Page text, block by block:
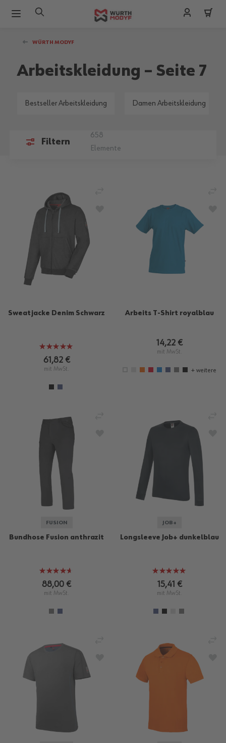
WÜRTH MODYF
Arbeitskleidung – Seite 7
Bestseller Arbeitskleidung Damen Arbeitskleidung
Filtern
658
Elemente
Sweatjacke Denim Schwarz
Bewertung:
100%
61,82 €
mit MwSt.
ZUR WUNSCHLISTE HINZUFÜGEN
Arbeits T-Shirt royalblau
14,22 €
mit MwSt.
+ weitere
FUSION
Bundhose Fusion anthrazit
Bewertung:
91%
88,00 €
mit MwSt.
ZUR WUNSCHLISTE HINZUFÜGEN
JOB+
Longsleeve Job+ dunkelblau
Bewertung:
100%
15,41 €
mit MwSt.
ZUR WUNSCHLISTE HINZUFÜGEN